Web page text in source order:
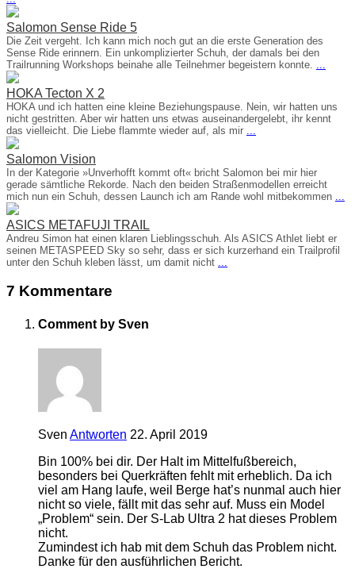
Salomon Sense Ride 5
Die Zeit vergeht. Ich kann mich noch gut an die erste Generation des
Sense Ride erinnern. Ein unkomplizierter Schuh, der damals bei den
Trailrunning Workshops beinahe alle Teilnehmer begeistern konnte.
HOKA Tecton X 2
HOKA und ich hatten eine kleine Beziehungspause. Nein, wir hatten uns
nicht gestritten. Aber wir hatten uns etwas auseinandergelebt, ihr kennt
das vielleicht. Die Liebe flammte wieder auf, als mir
Salomon Vision
In der Kategorie »Unverhofft kommt oft« bricht Salomon bei mir hier
gerade sämtliche Rekorde. Nach den beiden Straßenmodellen erreicht
mich nun ein Schuh, dessen Launch ich am Rande wohl mitbekommen
ASICS METAFUJI TRAIL
Andreu Simon hat einen klaren Lieblingsschuh. Als ASICS Athlet liebt er
seinen METASPEED Sky so sehr, dass er sich kurzerhand ein Trailprofil
unter den Schuh kleben lässt, um damit nicht
7 Kommentare
Comment by Sven
Sven Antworten 22. April 2019
Bin 100% bei dir. Der Halt im Mittelfußbereich,
besonders bei Querkräften fehlt mit erheblich. Da ich
viel am Hang laufe, weil Berge hat’s nunmal auch hier
nicht so viele, fällt mit das sehr auf. Muss ein Model
„Problem“ sein. Der S-Lab Ultra 2 hat dieses Problem
nicht.
Zumindest ich hab mit dem Schuh das Problem nicht.
Danke für den ausführlichen Bericht.